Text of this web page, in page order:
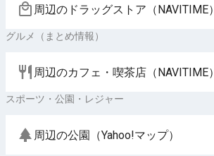
周辺のドラッグストア（NAVITIME）
グルメ（まとめ情報）
周辺のカフェ・喫茶店（NAVITIME）
スポーツ・公園・レジャー
周辺の公園（Yahoo!マップ）